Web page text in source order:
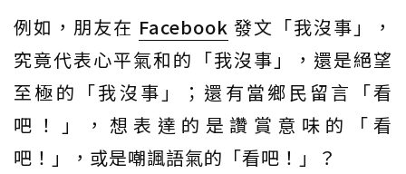
例如，朋友在 Facebook 發文「我沒事」，
究竟代表心平氣和的「我沒事」，還是絕望
至極的「我沒事」；還有當鄉民留言「看
吧！」，想表達的是讚賞意味的「看
吧！」，或是嘲諷語氣的「看吧！」？